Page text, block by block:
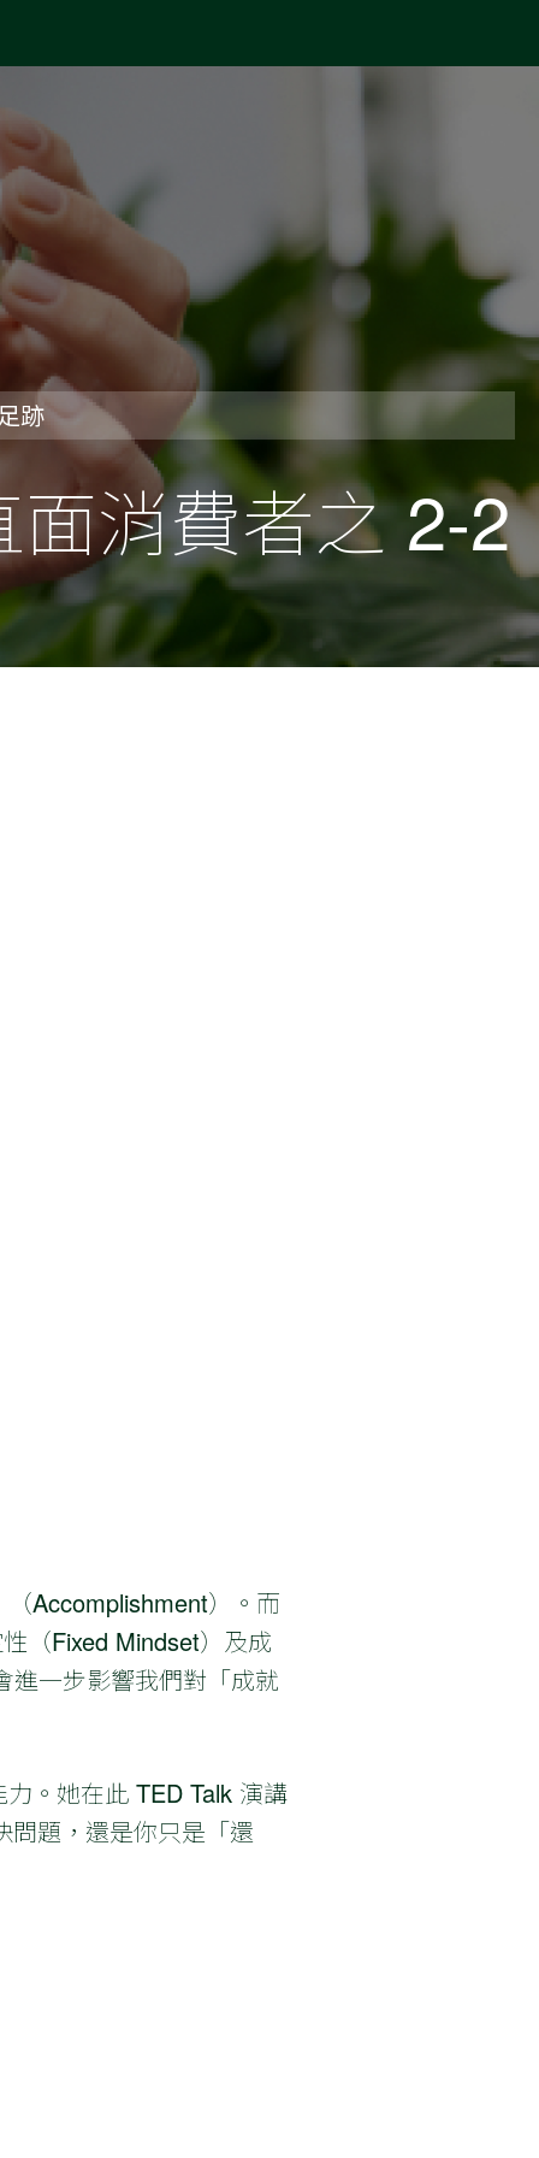
跡
面消費者之 2-2
Accomplishment）。而
（Fixed Mindset）及成
進一步影響我們對「成就
。她在此 TED Talk 演講
問題，還是你只是「還